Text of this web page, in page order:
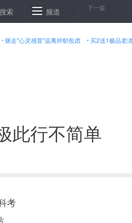
差的不只是钱 八百亿入场 沪指逼近
搜索 频道 下一篇
驱走"心灵感冒"远离抑郁焦虑 买2送1极品老
此行不简单
考